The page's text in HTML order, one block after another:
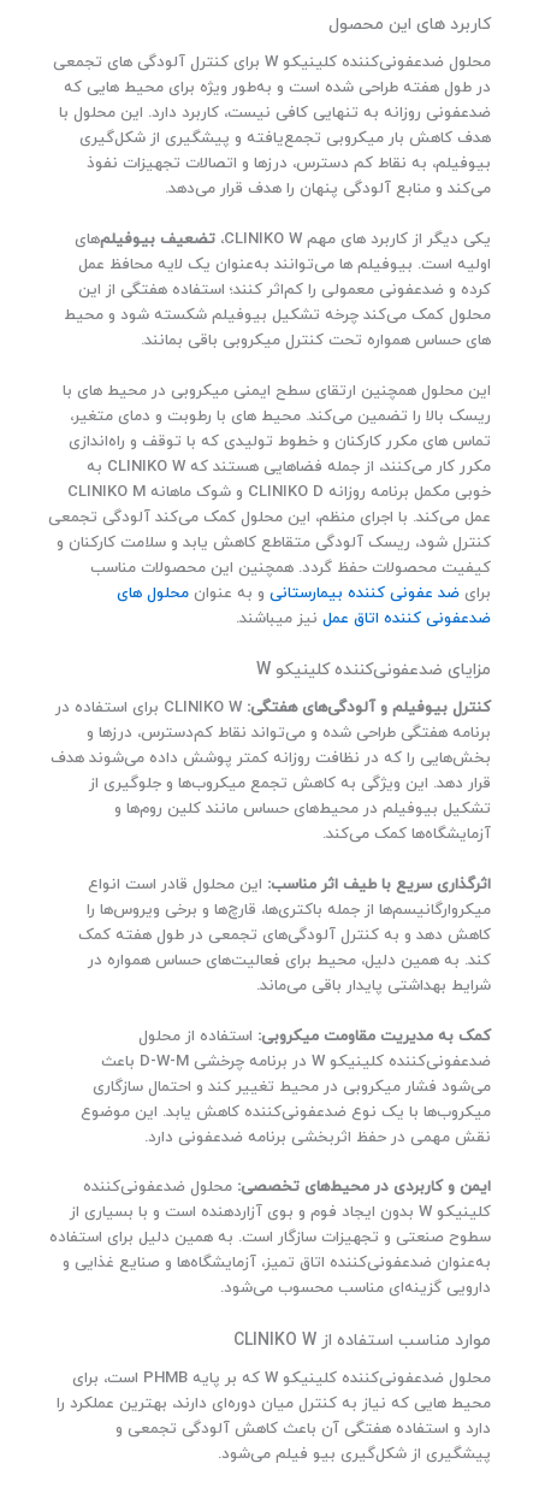
کاربرد های این محصول
محلول ضدعفونی‌کننده کلینیکو W برای کنترل آلودگی‌ های تجمعی
در طول هفته طراحی شده است و به‌طور ویژه برای محیط‌ هایی که
ضدعفونی روزانه به تنهایی کافی نیست، کاربرد دارد. این محلول با
هدف کاهش بار میکروبی تجمع‌یافته و پیشگیری از شکل‌گیری
بیوفیلم، به نقاط کم‌ دسترس، درزها و اتصالات تجهیزات نفوذ
می‌کند و منابع آلودگی پنهان را هدف قرار می‌دهد.
یکی دیگر از کاربرد های مهم CLINIKO W، تضعیف بیوفیلم‌های
اولیه است. بیوفیلم‌ ها می‌توانند به‌عنوان یک لایه محافظ عمل
کرده و ضدعفونی معمولی را کم‌اثر کنند؛ استفاده هفتگی از این
محلول کمک می‌کند چرخه تشکیل بیوفیلم شکسته شود و محیط‌
های حساس همواره تحت کنترل میکروبی باقی بمانند.
این محلول همچنین ارتقای سطح ایمنی میکروبی در محیط‌ های با
ریسک بالا را تضمین می‌کند. محیط‌ های با رطوبت و دمای متغیر،
تماس‌ های مکرر کارکنان و خطوط تولیدی که با توقف و راه‌اندازی
مکرر کار می‌کنند، از جمله فضاهایی هستند که CLINIKO W به
خوبی مکمل برنامه روزانه CLINIKO D و شوک ماهانه CLINIKO M
عمل می‌کند. با اجرای منظم، این محلول کمک می‌کند آلودگی تجمعی
کنترل شود، ریسک آلودگی متقاطع کاهش یابد و سلامت کارکنان و
کیفیت محصولات حفظ گردد. همچنین این محصولات مناسب
ضد عفونی کننده بیمارستانیو به عنوان محلول های
ضدعفونی کننده اتاق عملنیز میباشند.
مزایای ضدعفونی‌کننده کلینیکو W
کنترل بیوفیلم و آلودگی‌های هفتگی:
CLINIKO W برای استفاده در
برنامه هفتگی طراحی شده و می‌تواند نقاط کم‌دسترس، درزها و
بخش‌هایی را که در نظافت روزانه کمتر پوشش داده می‌شوند هدف
قرار دهد. این ویژگی به کاهش تجمع میکروب‌ها و جلوگیری از
تشکیل بیوفیلم در محیط‌های حساس مانند کلین روم‌ها و
آزمایشگاه‌ها کمک می‌کند.
اثرگذاری سریع با طیف اثر مناسب:این محلول قادر است انواع
میکروارگانیسم‌ها از جمله باکتری‌ها، قارچ‌ها و برخی ویروس‌ها را
کاهش دهد و به کنترل آلودگی‌های تجمعی در طول هفته کمک
کند. به همین دلیل، محیط برای فعالیت‌های حساس همواره در
شرایط بهداشتی پایدار باقی می‌ماند.
کمک به مدیریت مقاومت میکروبی:استفاده از محلول
ضدعفونی‌کننده کلینیکو W در برنامه چرخشی D-W-M باعث
می‌شود فشار میکروبی در محیط تغییر کند و احتمال سازگاری
میکروب‌ها با یک نوع ضدعفونی‌کننده کاهش یابد. این موضوع
نقش مهمی در حفظ اثربخشی برنامه ضدعفونی دارد.
ایمن و کاربردی در محیط‌های تخصصی:محلول ضدعفونی‌کننده
کلینیکو W بدون ایجاد فوم و بوی آزاردهنده است و با بسیاری از
سطوح صنعتی و تجهیزات سازگار است. به همین دلیل برای استفاده
به‌عنوان ضدعفونی‌کننده اتاق تمیز، آزمایشگاه‌ها و صنایع غذایی و
دارویی گزینه‌ای مناسب محسوب می‌شود.
موارد مناسب استفاده از CLINIKO W
محلول ضدعفونی‌کننده کلینیکو W که بر پایه PHMB است، برای
محیط‌ هایی که نیاز به کنترل میان‌ دوره‌ای دارند، بهترین عملکرد را
دارد و استفاده هفتگی آن باعث کاهش آلودگی تجمعی و
پیشگیری از شکل‌گیری بیو فیلم می‌شود.